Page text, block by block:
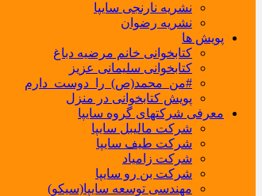
نشریه نارنجی سایپا
نشریه رضوان
پویش ها
کتابخوانی خانم مرضیه دباغ
کتابخوانی سلیمانی عزیز
#من_محمد(ص)_را_دوست_دارم
پویش کتابخوانی در منزل
معرفی شرکتهای گروه سایپا
شرکت مالیبل سایپا
شرکت طیف سایپا
شرکت زامیاد
شرکت بن رو سایپا
مهندسی توسعه سایپا(سیکو)